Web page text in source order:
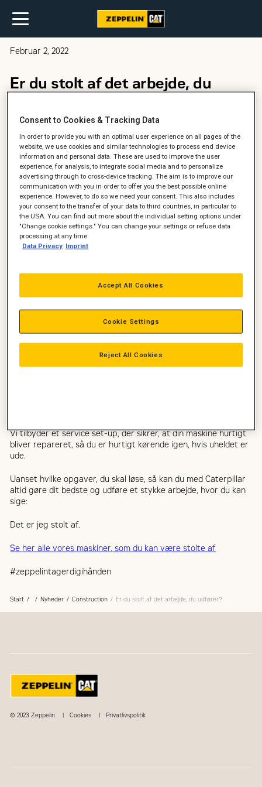
Februar 2, 2022
Er du stolt af det arbejde, du
Vi ønsker alle at gøre vores bedste. Når dagen er omme, vil vi
gerne se, hvad vi har opnået og sige:
“Det er jeg stolt af.”
Vi ved, at de kunder, der køber Caterpillar maskiner også
gerne vil udføre et arbejde, de kan være stolte af. Uanset om
de kører med en Cat læssemaskine, gravemaskine, minigraver,
minilæsser, dozer eller dumper.
Vi tilbyder et service set-up, der sikrer, at din maskine hurtigt
bliver repareret, så du er hurtigt kørende igen, hvis uheldet er
ude.
Uanset hvilke opgaver, du skal løse, så kan du med Caterpillar
altid gøre dit bedste og udføre et stykke arbejde, hvor du kan
sige:
Det er jeg stolt af.
Se her alle vores maskiner, som du kan være stolte af
#zeppelintagerdigihånden
Start Nyheder Construction Er du stolt af det arbejde, du udfører?
© 2023 Zeppelin Cookies Privatlivspolitik
Consent to Cookies & Tracking Data
In order to provide you with an optimal user experience on all pages of the
website, we use cookies and similar technologies to process end device
information and personal data. These are used to improve the user
experience, for analysis, to integrate social media and to personalize
advertising through to cross-device tracking. The aim is to improve our
communication with you in order to offer you the best possible online
experience. However, to do so we need your consent. This also includes
your consent to the transfer of your data to third countries, in particular to
the USA. You can find out more about the individual setting options under
"Change cookie settings." You can change your settings or refuse data
processing at any time.
Data Privacy Imprint
Reject All Cookies
Accept All Cookies
Cookie Settings